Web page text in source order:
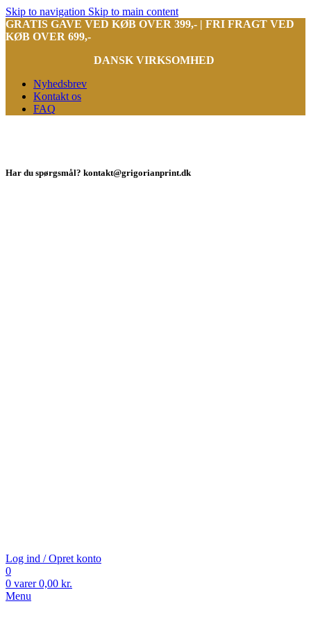
Skip to navigation Skip to main content
GRATIS GAVE VED KØB OVER 399,- | FRI FRAGT VED
KØB OVER 699,-
DANSK VIRKSOMHED
Nyhedsbrev
Kontakt os
FAQ
Har du spørgsmål? kontakt@grigorianprint.dk
Log ind / Opret konto
0
0 varer 0,00 kr.
Menu